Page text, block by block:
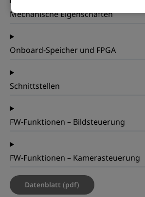
Mechanische Eigenschaften
Onboard-Speicher und FPGA
Schnittstellen
FW-Funktionen – Bildsteuerung
FW-Funktionen – Kamerasteuerung
Datenblatt (pdf)